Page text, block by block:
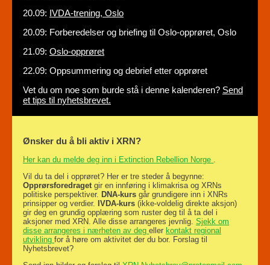
20.09: IVDA-trening, Oslo
20.09: Forberedelser og briefing til Oslo-opprøret, Oslo
21.09: Oslo-opprøret
22.09: Oppsummering og debrief etter opprøret
Vet du om noe som burde stå i denne kalenderen? Send
et tips til nyhetsbrevet.
Ønsker du å bli aktiv i XRN?
Her kan du melde deg inn i Extinction Rebellion Norge .
Vil du ta del i opprøret? Her er tre steder å begynne:
Opprørsforedraget gir en innføring i klimakrisa og XRNs
politiske perspektiver. DNA-kurs går grundigere inn i XNRs
prinsipper og verdier. IVDA-kurs (ikke-voldelig direkte aksjon)
gir deg en grundig opplæring som ruster deg til å ta del i
aksjoner med XRN. Alle disse arrangeres jevnlig. Sjekk om
disse arrangeres i nærheten av deg eller kontakt regional
utvikling for å høre om aktivitet der du bor. Forslag til
Nyhetsbrevet?